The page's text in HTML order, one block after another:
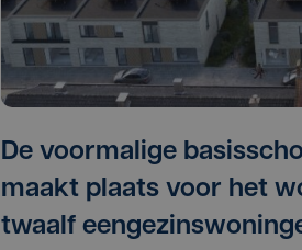
De voormalige
maakt plaats voor het
twaalf